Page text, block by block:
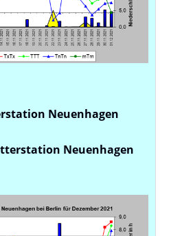
Neuenhagen
Neuenhagen